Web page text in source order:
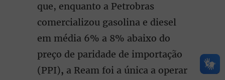
que, enquanto a Petrobras
comercializou gasolina e diesel
em média 6% a 8% abaixo do
preço de paridade de importação
(PPI), a Ream foi a única a operar